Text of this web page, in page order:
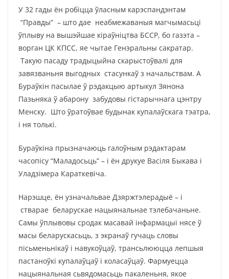
У 32 гады ён робіцца ўласным карэспандэнтам
“Правды” – што дае неабмежаваныя магчымасьці
ўплыву на вышэйшае кіраўніцтва БССР, бо газэта –
ворган ЦК КПСС, яе чытае Генэральны сакратар.
Такую пасаду традыцыйна скарыстоўвалі для
завязваньня выгодных стасункаў з начальствам. А
Бураўкін пасылае ў рэдакцыю артыкул Зянона
Пазьняка ў абарону забудовы гістарычнага цэнтру
Менску. Што ўратоўвае будынак купалаўскага тэатра,
і ня толькі.
Бураўкіна прызначаюць галоўным рэдактарам
часопісу “Маладосьць” – і ён друкуе Васіля Быкава і
Уладзімера Караткевіча.
Нарэшце, ён узначальвае Дзяржтэлерадыё – і
стварае беларускае нацыянальнае тэлебачаньне.
Самы ўплывовы сродак масавай інфармацыі нясе ў
масы беларускасьць, з экранаў гучаць словы
пісьменьнікаў і навукоўцаў, трансьлююцца лепшыя
пастаноўкі купалаўцаў і коласаўцаў. Фармуецца
нацыянальная сьвядомасьць пакаленьня, якое